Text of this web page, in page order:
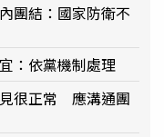
團結：國家防衛不
：依黨機制處理
很正常 應溝通團